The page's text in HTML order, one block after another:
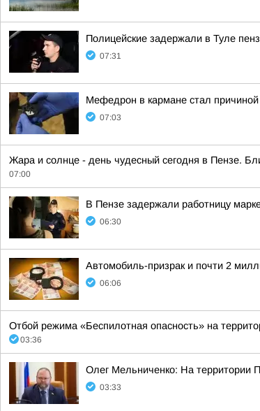
Полицейские задержали в Туле
07:31
Мефедрон в кармане стал
07:03
Жара и солнце - день чудесный сегодня в Пензе.
07:00
В Пензе задержали работницу
06:30
Автомобиль-призрак и почти 2
06:06
Отбой режима «Беспилотная опасность» на
03:36
Олег Мельниченко: На территории
03:33